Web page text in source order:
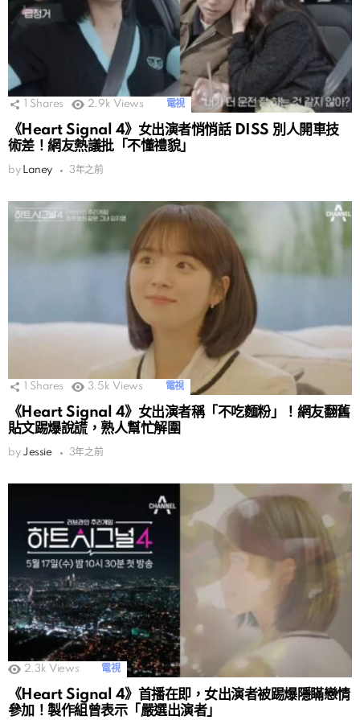
Shares 2.9k Views 電視
《Heart Signal 4》女出演者悄悄話 DISS 別人開車技
術差！網友熱議批「不懂禮貌」
by Laney 3年之前
Shares 3.5k Views 電視
《Heart Signal 4》女出演者稱「不吃麵粉」！網友翻舊
貼文踢爆說謊，熟人幫忙解圍
by Jessie 3年之前
2.3k Views 電視
《Heart Signal 4》首播在即，女出演者被踢爆隱瞞戀情
參加！製作組曾表示「嚴選出演者」